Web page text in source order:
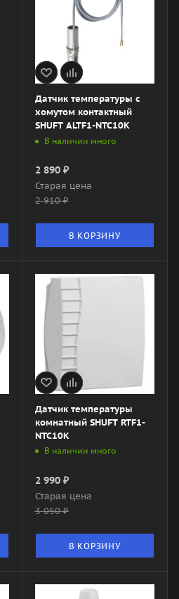
Датчик температуры с
хомутом контактный
SHUFT ALTF1-NTC10K
В наличии много
2 890₽
Старая цена
2 910₽
В КОРЗИНУ
Датчик температуры
комнатный SHUFT RTF1-
NTC10K
В наличии много
2 990₽
Старая цена
3 050₽
В КОРЗИНУ